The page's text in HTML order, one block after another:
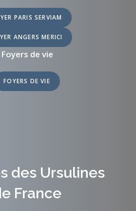
PARIS SERVIAM
ANGERS MERICI
Foyers de vie
FOYERS DE VIE
des Ursulines
France